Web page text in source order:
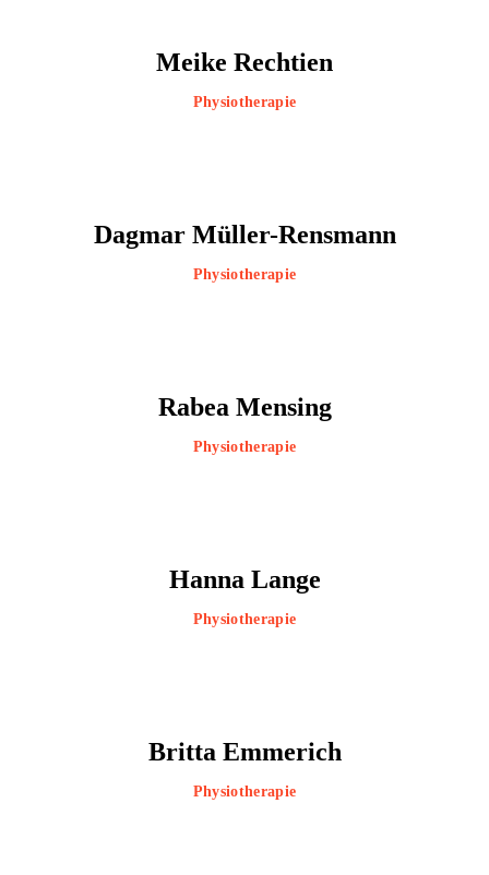
Meike Rechtien
Physiotherapie
Dagmar Müller-Rensmann
Physiotherapie
Rabea Mensing
Physiotherapie
Hanna Lange
Physiotherapie
Britta Emmerich
Physiotherapie